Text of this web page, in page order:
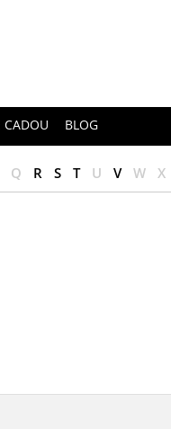
CADOU BLOG
Q R S T U V W X